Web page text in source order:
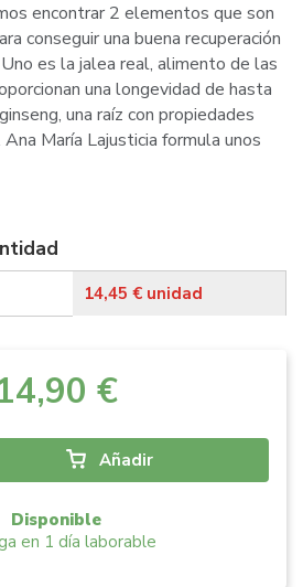
encontrar 2 elementos que son
conseguir una buena recuperación
es la jalea real, alimento de las
una longevidad de hasta
una raíz con propiedades
María Lajusticia formula unos
14,45 € unidad
€
Añadir
Disponible
en 1 día laborable